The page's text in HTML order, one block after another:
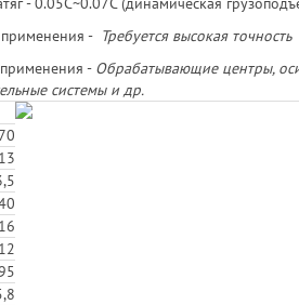
- Требуется высокая точность
- Обрабатывающие центры,
системы и др.
13
12